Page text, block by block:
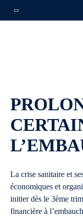
La crise sanitaire et
économiques et
initier dès le 3ème
financière à